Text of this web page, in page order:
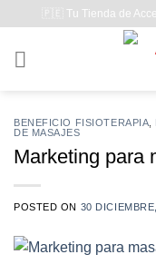
contenido
🇵🇪 Tu Tienda de
BENEFICIO FISIOTERAPIA
DE MASAJES
Marketing para
POSTED ON 30